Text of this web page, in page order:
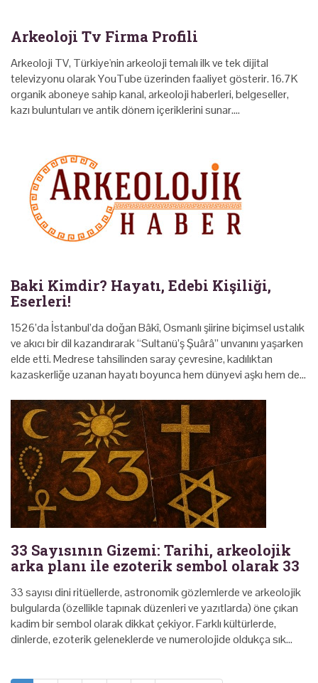
Arkeoloji Tv Firma Profili
Arkeoloji TV, Türkiye'nin arkeoloji temalı ilk ve tek dijital
televizyonu olarak YouTube üzerinden faaliyet gösterir. 16.7K
organik aboneye sahip kanal, arkeoloji haberleri, belgeseller,
kazı buluntuları ve antik dönem içeriklerini sunar.…
Baki Kimdir? Hayatı, Edebi Kişiliği,
Eserleri!
1526’da İstanbul’da doğan Bâkî, Osmanlı şiirine biçimsel ustalık
ve akıcı bir dil kazandırarak “Sultanü’ş Şuârâ” unvanını yaşarken
elde etti. Medrese tahsilinden saray çevresine, kadılıktan
kazaskerliğe uzanan hayatı boyunca hem dünyevi aşkı hem de…
33 Sayısının Gizemi: Tarihi, arkeolojik
arka planı ile ezoterik sembol olarak 33
33 sayısı dini ritüellerde, astronomik gözlemlerde ve arkeolojik
bulgularda (özellikle tapınak düzenleri ve yazıtlarda) öne çıkan
kadim bir sembol olarak dikkat çekiyor. Farklı kültürlerde,
dinlerde, ezoterik geleneklerde ve numerolojide oldukça sık…